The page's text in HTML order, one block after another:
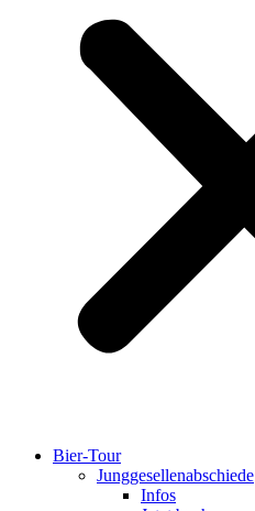
Bier-Tour
Jung­ge­sel­len­ab­schiede
Infos